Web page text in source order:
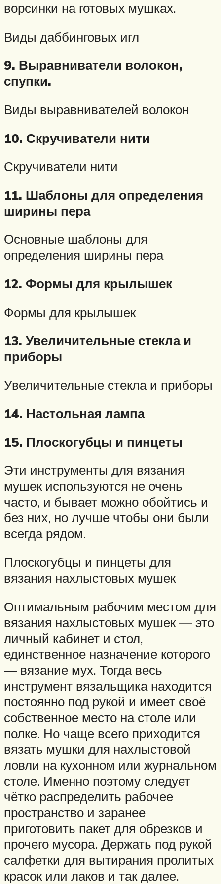
ворсинки на готовых мушках.
Виды даббинговых игл
9. Выравниватели волокон,
спупки.
Виды выравнивателей волокон
10. Скручиватели нити
Скручиватели нити
11. Шаблоны для определения
ширины пера
Основные шаблоны для
определения ширины пера
12. Формы для крылышек
Формы для крылышек
13. Увеличительные стекла и
приборы
Увеличительные стекла и приборы
14. Настольная лампа
15. Плоскогубцы и пинцеты
Эти инструменты для вязания
мушек используются не очень
часто, и бывает можно обойтись и
без них, но лучше чтобы они были
всегда рядом.
Плоскогубцы и пинцеты для
вязания нахлыстовых мушек
Оптимальным рабочим местом для
вязания нахлыстовых мушек — это
личный кабинет и стол,
единственное назначение которого
— вязание мух. Тогда весь
инструмент вязальщика находится
постоянно под рукой и имеет своё
собственное место на столе или
полке. Но чаще всего приходится
вязать мушки для нахлыстовой
ловли на кухонном или журнальном
столе. Именно поэтому следует
чётко распределить рабочее
пространство и заранее
приготовить пакет для обрезков и
прочего мусора. Держать под рукой
салфетки для вытирания пролитых
красок или лаков и так далее.